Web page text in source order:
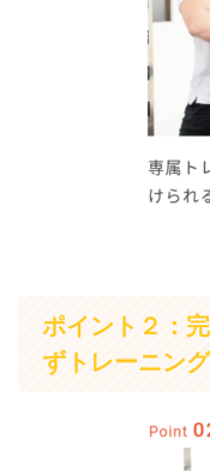
ポイント２：
ずトレーニン